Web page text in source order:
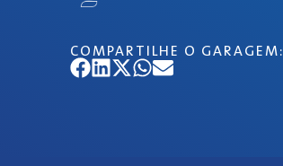
COMPARTILHE O GARAGEM: